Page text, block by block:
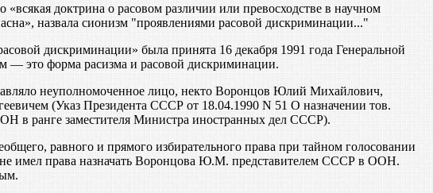
доктрина о расовом различии или превосходстве в научном
назвала сионизм "проявлениями расовой дискриминации..."
дискриминации» была принята 16 декабря 1991 года Генеральной
это форма расизма и расовой дискриминации.
неуполномоченное лицо, некто Воронцов Юлий Михайлович,
(Указ Президента СССР от 18.04.1990 N 51 О назначении тов.
ранге заместителя Министра иностранных дел СССР).
равного и прямого избирательного права при тайном голосовании
имел права назначать Воронцова Ю.М. представителем СССР в ООН.